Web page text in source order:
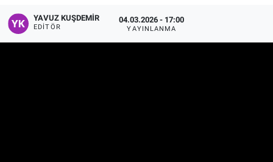
YAVUZ KUŞDEMIR
EDITÖR
04.03.2026 - 17:00
YAYINLANMA